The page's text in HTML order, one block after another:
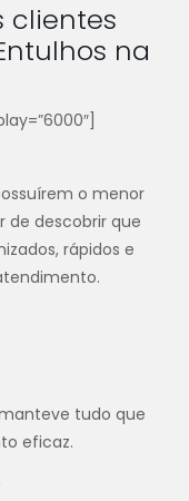
clientes
na
o menor
de descobrir que
rápidos e
tudo que
eficaz.